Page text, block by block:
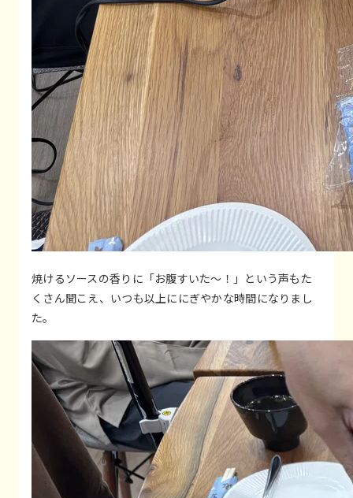
焼けるソースの香りに「お腹すいた〜！」という声もた
くさん聞こえ、いつも以上ににぎやかな時間になりまし
た。